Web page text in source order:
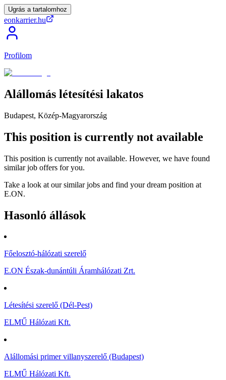
Ugrás a tartalomhoz
eonkarrier.hu
Profilom
Alállomás létesítési lakatos
Budapest, Közép-Magyarország
This position is currently not available
This position is currently not available. However, we have found
similar job offers for you.
Take a look at our similar jobs and find your dream position at
E.ON.
Hasonló állások
Főelosztó-hálózati szerelő
E.ON Észak-dunántúli Áramhálózati Zrt.
Létesítési szerelő (Dél-Pest)
ELMŰ Hálózati Kft.
Alállomási primer villanyszerelő (Budapest)
ELMŰ Hálózati Kft.